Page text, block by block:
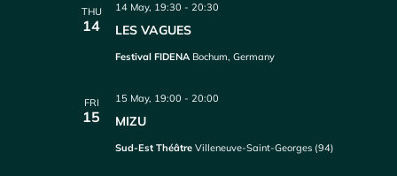
THU
14 LES VAGUES
14 May, 19:30 -20:30
Festival FIDENA Bochum, Germany
FRI
15 MIZU
15 May, 19:00 -20:00
Sud-Est ThéâtreVilleneuve-Saint-Georges (94)